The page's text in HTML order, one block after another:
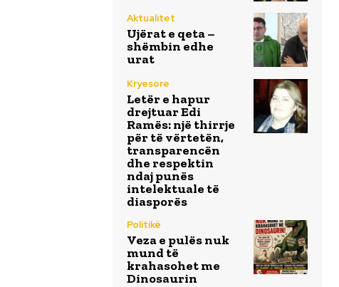
Aktualitet
Ujërat e qeta –
shëmbin edhe
urat
Kryesore
Letër e hapur
drejtuar Edi
Ramës: një thirrje
për të vërtetën,
transparencën
dhe respektin
ndaj punës
intelektuale të
diasporës
Politikë
Veza e pulës nuk
mund të
krahasohet me
Dinosaurin